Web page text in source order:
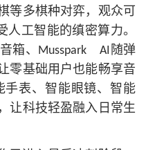
等多棋种对弈，观众可
人工智能的缜密算力。
箱、Musspark AI随弹
零基础用户也能畅享音
手表、智能眼镜、智能
让科技轻盈融入日常生